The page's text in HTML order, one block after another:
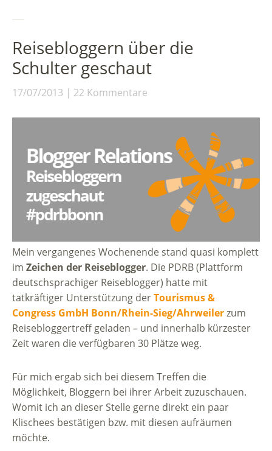
Reisebloggern über die
Schulter geschaut
17/07/2013 22 Kommentare
Mein vergangenes Wochenende stand quasi komplett
im Zeichen der Reiseblogger. Die PDRB (Plattform
deutschsprachiger Reiseblogger) hatte mit
tatkräftiger Unterstützung derTourismus &
Congress GmbH Bonn/Rhein-Sieg/Ahrweilerzum
Reisebloggertreff geladen – und innerhalb kürzester
Zeit waren die verfügbaren 30 Plätze weg.
Für mich ergab sich bei diesem Treffen die
Möglichkeit, Bloggern bei ihrer Arbeit zuzuschauen.
Womit ich an dieser Stelle gerne direkt ein paar
Klischees bestätigen bzw. mit diesen aufräumen
möchte.